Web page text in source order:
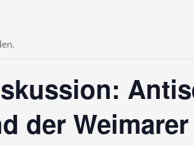
der